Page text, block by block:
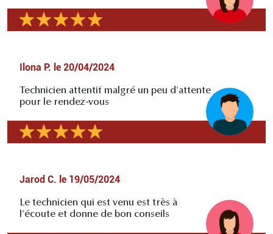
Ilona P. le 20/04/2024
Technicien attentif malgré un peu d'attente
pour le rendez-vous
Jarod C. le 19/05/2024
Le technicien qui est venu est très à
l'écoute et donne de bon conseils